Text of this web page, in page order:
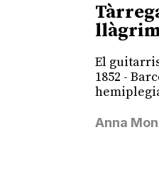
El
1852 -
Anna